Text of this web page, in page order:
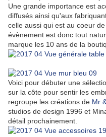
Une grande importance est
diffusés ainsi qu'aux
celle aussi qui est au coeur
évènement est donc tout
marque les 10 ans de la
Voici pour débuter une
sur la côte pour sentir les
regroupe les créations de Mr
studios de design 1996 et
détail prochainement.